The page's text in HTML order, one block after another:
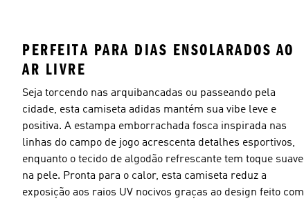
PERFEITA PARA DIAS ENSOLARADOS AO
AR LIVRE
Seja torcendo nas arquibancadas ou passeando pela
cidade, esta camiseta adidas mantém sua vibe leve e
positiva. A estampa emborrachada fosca inspirada nas
linhas do campo de jogo acrescenta detalhes esportivos,
enquanto o tecido de algodão refrescante tem toque suave
na pele. Pronta para o calor, esta camiseta reduz a
exposição aos raios UV nocivos graças ao design feito com